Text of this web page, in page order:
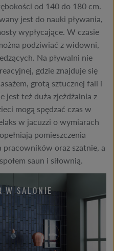
od 140 do 180 cm.
jest do nauki pływania,
wypłycające. W czasie
podziwiać z widowni,
Na pływalni nie
gdzie znajduje się
grotą sztucznej fali i
jest też duża zjeżdżalnia z
mogą spędzać czas w
w jacuzzi o wymiarach
pomieszczenia
pracowników oraz szatnie, a
saun i siłownią.
W SALONIE